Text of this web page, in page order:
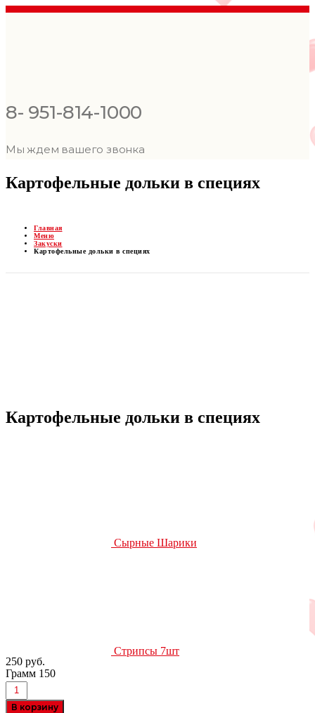
8- 951-814-1000
Мы ждем вашего звонка
Картофельные дольки в специях
Главная
Меню
Закуски
Картофельные дольки в специях
Картофельные дольки в специях
Сырные Шарики
Стрипсы 7шт
250 руб.
Грамм 150
В корзину